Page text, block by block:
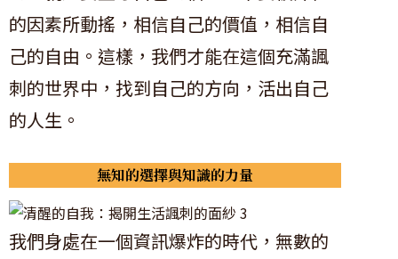
的因素所動搖，相信自己的價值，相信自
己的自由。這樣，我們才能在這個充滿諷
刺的世界中，找到自己的方向，活出自己
的人生。
無知的選擇與知識的力量
我們身處在一個資訊爆炸的時代，無數的